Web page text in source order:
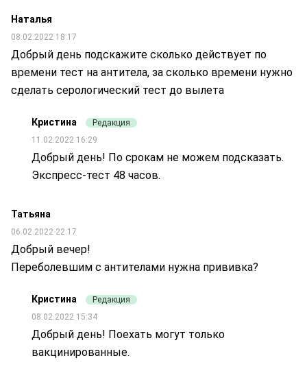
Наталья
08.02.2022 18:17
Добрый день подскажите сколько действует по
времени тест на антитела, за сколько времени нужно
сделать серологический тест до вылета
Кристина
Редакция
11.02.2022 16:29
Добрый день! По срокам не можем подсказать.
Экспресс-тест 48 часов.
Татьяна
06.02.2022 22:17
Добрый вечер!
Переболевшим с антителами нужна прививка?
Кристина
Редакция
08.02.2022 15:34
Добрый день! Поехать могут только
вакцинированные.